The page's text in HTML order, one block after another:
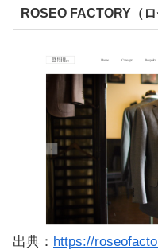
ROSEO FACTORY（
出典： https://